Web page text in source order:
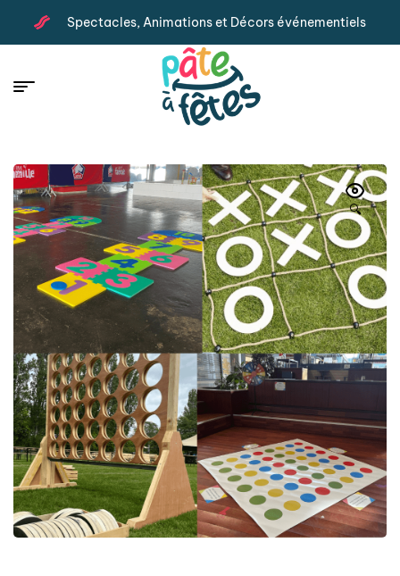
Spectacles, Animations et Décors événementiels
🔍